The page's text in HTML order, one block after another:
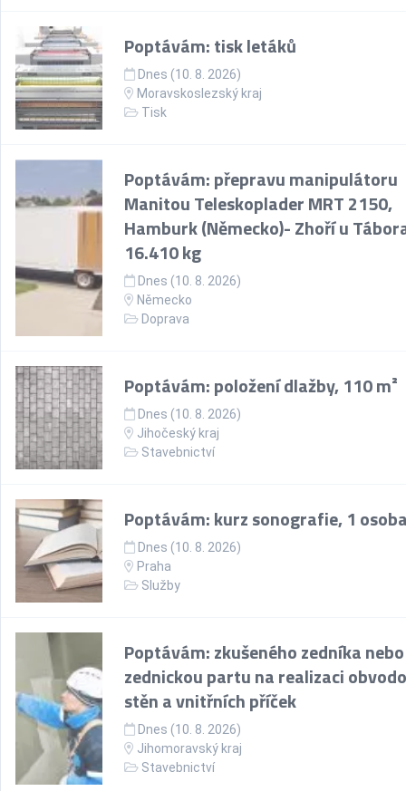
Poptávám: tisk letáků
Dnes (10. 8. 2026)
Moravskoslezský kraj
Tisk
Poptávám: přepravu manipulátoru
Manitou Teleskoplader MRT 2150,
Hamburk (Německo)- Zhoří u
16.410 kg
Dnes (10. 8. 2026)
Německo
Doprava
Poptávám: položení dlažby, 110 m²
Dnes (10. 8. 2026)
Jihočeský kraj
Stavebnictví
Poptávám: kurz sonografie, 1
Dnes (10. 8. 2026)
Praha
Služby
Poptávám: zkušeného zedníka nebo
zednickou partu na realizaci
stěn a vnitřních příček
Dnes (10. 8. 2026)
Jihomoravský kraj
Stavebnictví